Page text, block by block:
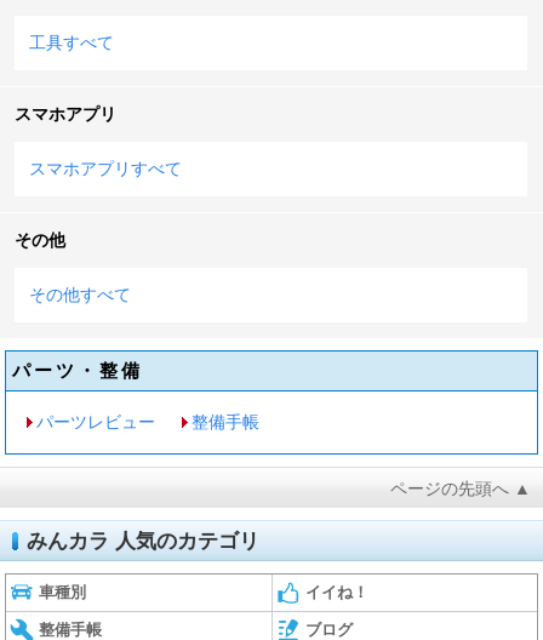
工具すべて
スマホアプリ
スマホアプリすべて
その他
その他すべて
パーツ・整備
パーツレビュー 整備手帳
ページの先頭へ ▲
みんカラ 人気のカテゴリ
車種別 イイね！
整備手帳 ブログ